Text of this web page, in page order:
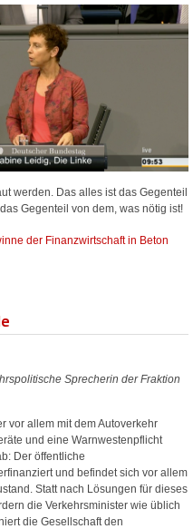
werden. Das alles ist das Gegenteil
Gegenteil von dem, was nötig ist!
der Finanzwirtschaft in Beton
Sprecherin der Fraktion
vor allem mit dem Autoverkehr
und eine Warnwestenpflicht
Der öffentliche
und befindet sich vor allem
Statt nach Lösungen für dieses
die Verkehrsminister wie üblich
die Gesellschaft den